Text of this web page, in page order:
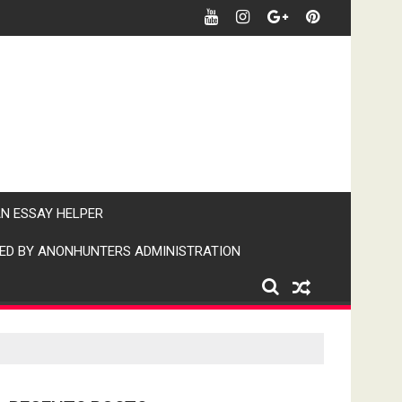
पर पैनी नजर" (IPN)इंडिया पब्लिक न्यूज।
ESSAY HELPER
BY ANONHUNTERS ADMINISTRATION